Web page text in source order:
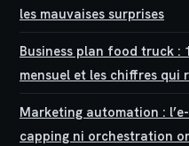
les mauvaises surprises
Business plan food truck :
mensuel et les chiffres qui
Marketing automation :
capping ni orchestration